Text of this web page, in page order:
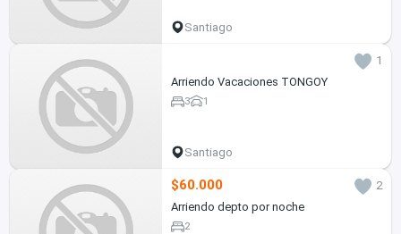
Santiago
1
Arriendo Vacaciones TONGOY
3 1
Santiago
$60.000
2
Arriendo depto por noche
2